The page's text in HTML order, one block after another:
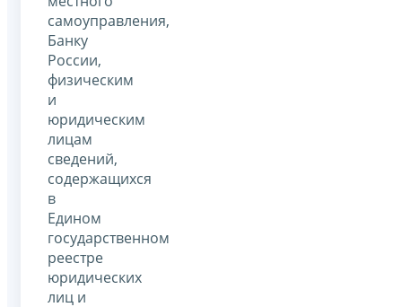
самоуправления,
Банку
России,
физическим
и
юридическим
лицам
сведений,
содержащихся
в
Едином
государственном
реестре
юридических
лиц и